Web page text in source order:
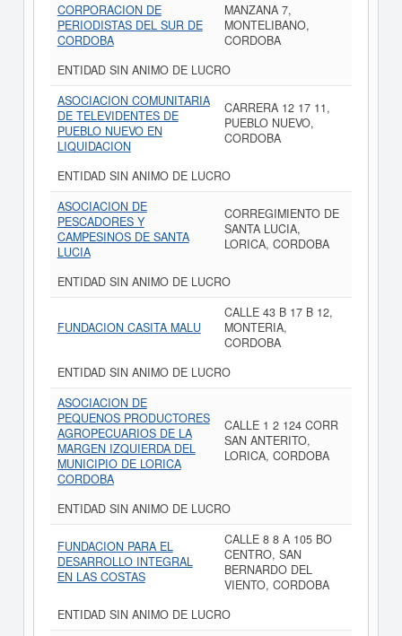
CORPORACION DE
PERIODISTAS DEL SUR DE
CORDOBA
MANZANA 7,
MONTELIBANO,
CORDOBA
ENTIDAD SIN ANIMO DE LUCRO
ASOCIACION COMUNITARIA
DE TELEVIDENTES DE
PUEBLO NUEVO EN
LIQUIDACION
CARRERA 12 17 11,
PUEBLO NUEVO,
CORDOBA
ENTIDAD SIN ANIMO DE LUCRO
ASOCIACION DE
PESCADORES Y
CAMPESINOS DE SANTA
LUCIA
CORREGIMIENTO DE
SANTA LUCIA,
LORICA, CORDOBA
ENTIDAD SIN ANIMO DE LUCRO
FUNDACION CASITA MALU
CALLE 43 B 17 B 12,
MONTERIA,
CORDOBA
ENTIDAD SIN ANIMO DE LUCRO
ASOCIACION DE
PEQUENOS PRODUCTORES
AGROPECUARIOS DE LA
MARGEN IZQUIERDA DEL
MUNICIPIO DE LORICA
CORDOBA
CALLE 1 2 124 CORR
SAN ANTERITO,
LORICA, CORDOBA
ENTIDAD SIN ANIMO DE LUCRO
FUNDACION PARA EL
DESARROLLO INTEGRAL
EN LAS COSTAS
CALLE 8 8 A 105 BO
CENTRO, SAN
BERNARDO DEL
VIENTO, CORDOBA
ENTIDAD SIN ANIMO DE LUCRO